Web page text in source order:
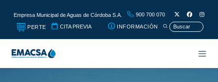
Empresa Municipal de Aguas de Córdoba S.A. 900 700 070
PERTE CITA PREVIA INFORMACIÓN